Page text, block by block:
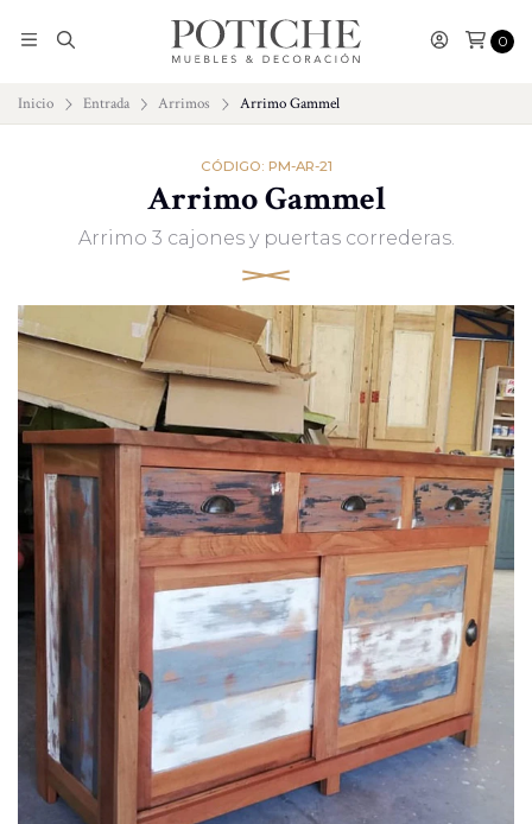
0
Inicio Entrada Arrimos Arrimo Gammel
CÓDIGO: PM-AR-21
Arrimo Gammel
Arrimo 3 cajones y puertas correderas.